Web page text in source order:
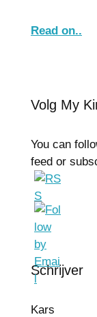
Read on..
Volg My
You can
feed or
Schrijver
Kars